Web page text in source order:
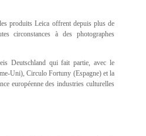
produits Leica offrent depuis plus de
circonstances à des photographes
Deutschland qui fait partie, avec le
Uni), Circulo Fortuny (Espagne) et la
européenne des industries culturelles